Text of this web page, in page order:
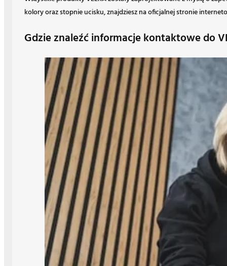
kolory oraz stopnie ucisku, znajdziesz na oficjalnej stronie
Gdzie znaleźć informacje kontaktowe do